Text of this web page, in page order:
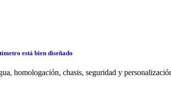
está bien diseñado
homologación, chasis, seguridad y